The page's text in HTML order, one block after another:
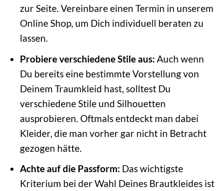
zur Seite. Vereinbare einen Termin in unserem
Online Shop, um Dich individuell beraten zu
lassen.
Probiere verschiedene Stile aus: Auch wenn
Du bereits eine bestimmte Vorstellung von
Deinem Traumkleid hast, solltest Du
verschiedene Stile und Silhouetten
ausprobieren. Oftmals entdeckt man dabei
Kleider, die man vorher gar nicht in Betracht
gezogen hätte.
Achte auf die Passform: Das wichtigste
Kriterium bei der Wahl Deines Brautkleides ist